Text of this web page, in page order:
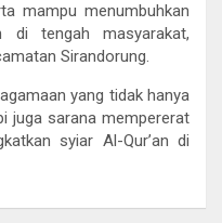
mampu menumbuhkan
di tengah masyarakat,
Sirandorung.
yang tidak hanya
juga sarana mempererat
syiar Al-Qur’an di